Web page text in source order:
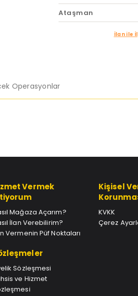
Ataşman
İlan ile
Operasyonlar
Vermek
Mağaza Açarım?
İlan Verebilirim?
Vermenin Püf Noktaları
Sözleşmesi
ve Hizmet
Kişisel
KVKK
Çerez